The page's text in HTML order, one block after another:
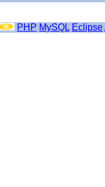
PHP MySQL Eclipse